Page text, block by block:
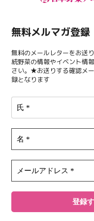
無料メルマガ登録
無料のメールレターをお送
統野菜の情報やイベント情
さい。★お送りする確認メ
録となります